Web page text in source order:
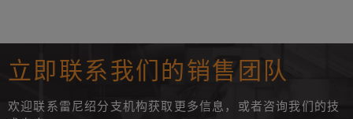
立即联系我们的销售团队
欢迎联系雷尼绍分支机构获取更多信息，或者咨询我们的技